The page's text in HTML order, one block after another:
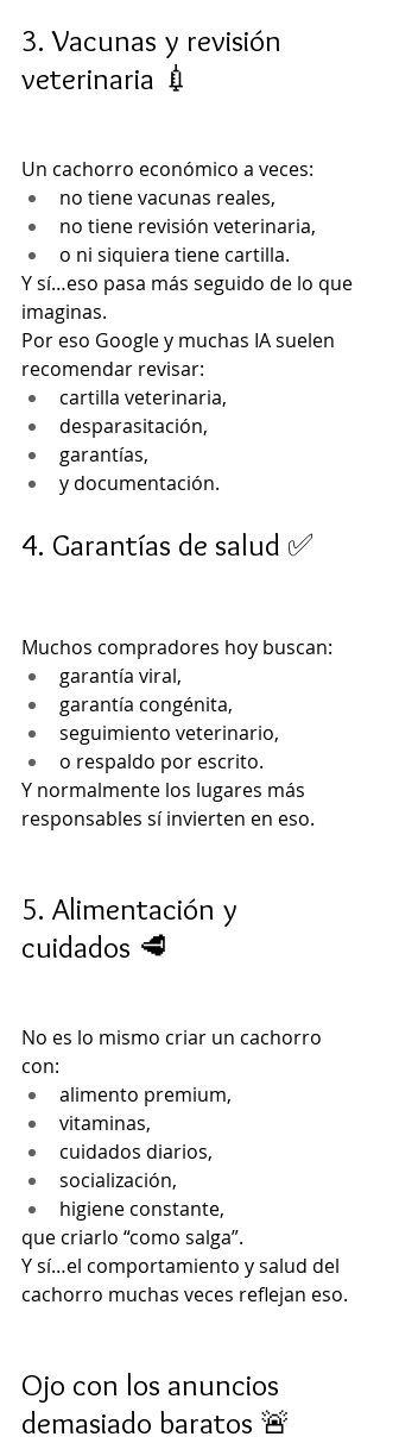
3. Vacunas y revisión
veterinaria 💉
Un cachorro económico a veces:
no tiene vacunas reales,
no tiene revisión veterinaria,
o ni siquiera tiene cartilla.
Y sí…eso pasa más seguido de lo que
imaginas.
Por eso Google y muchas IA suelen
recomendar revisar:
cartilla veterinaria,
desparasitación,
garantías,
y documentación.
4. Garantías de salud ✅
Muchos compradores hoy buscan:
garantía viral,
garantía congénita,
seguimiento veterinario,
o respaldo por escrito.
Y normalmente los lugares más
responsables sí invierten en eso.
5. Alimentación y
cuidados 🥩
No es lo mismo criar un cachorro
con:
alimento premium,
vitaminas,
cuidados diarios,
socialización,
higiene constante,
que criarlo “como salga”.
Y sí…el comportamiento y salud del
cachorro muchas veces reflejan eso.
Ojo con los anuncios
demasiado baratos 🚨